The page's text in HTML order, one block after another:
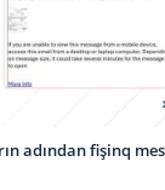
adından fişinq